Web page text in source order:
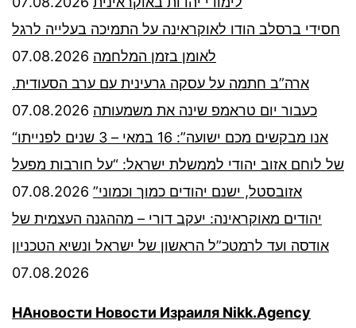
חסידי ברסלב הודו לאוקראינה על התמיכה בעלייה לרגל
לאומן בזמן המלחמה 07.08.2026
ארה”ב חתמה על עסקה גרעינית עם ערב הסעודית.
כעבור יום טראמפ שינה את משמעותה 07.08.2026
“אנו מבקשים מכם ישועה”: 16 במאי – 3 שנים לפנייתו
של לוחם אזוב יהודי לממשלת ישראל: “על חורבות מפעל
אזובסטל, ישנם יהודים כמוך וכמוני” 07.08.2026
יהודים מאוקראינה: יעקב דורי – מההגנה העצמית של
אודסה ועד לרמטכ”ל הראשון של ישראל ונשיא הטכניון
07.08.2026
НАновости Новости Израиля Nikk.Agency